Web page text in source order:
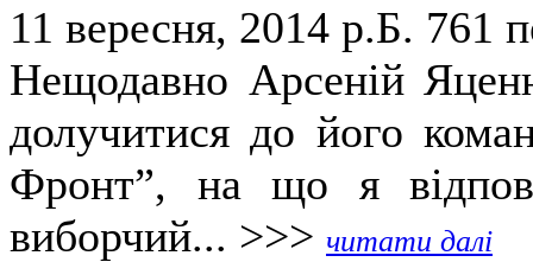
11 вересня, 2014 р.Б. 761
Нещодавно Арсеній
долучитися до його
Фронт”, на що я
виборчий... >>> читати далі